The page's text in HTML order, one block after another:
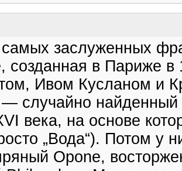
заслуженных
созданная в Париже
Ивом Кусланом и
— случайно
века, на основе
„Вода“). Потом у
Opone,